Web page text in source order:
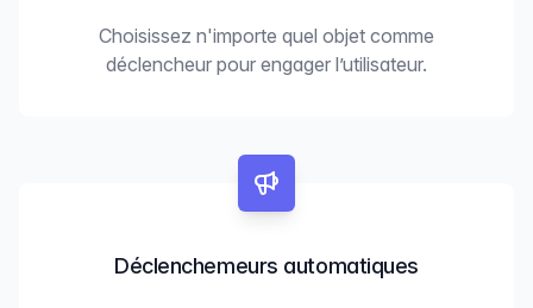
Choisissez n'importe quel objet comme
déclencheur pour engager l’utilisateur.
Déclenchemeurs automatiques